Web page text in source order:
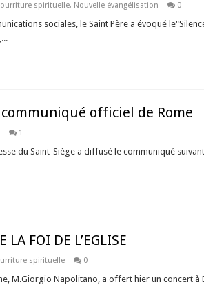
spirituelle, Nouvelle évangélisation 0
sociales, le Saint Père a évoqué
officiel de Rome
1
du Saint-Siège a diffusé le communiqué
LA FOI DE L’EGLISE
spirituelle 0
M.Giorgio Napolitano, a offert hier un concert à